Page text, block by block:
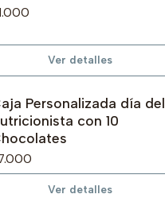
Ver detalles
Personalizada día del
con 10
Ver detalles